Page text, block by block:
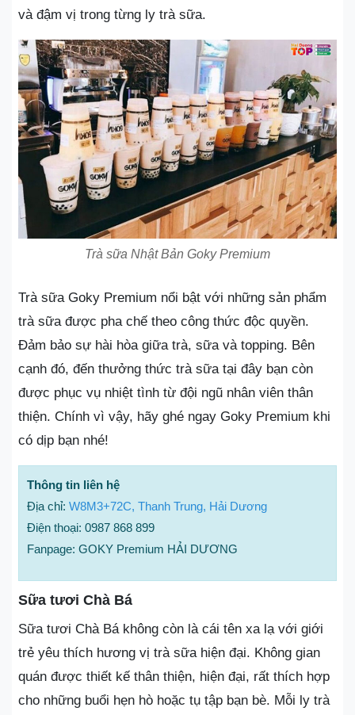
và đậm vị trong từng ly trà sữa.
Trà sữa Nhật Bản Goky Premium
Trà sữa Goky Premium nổi bật với những sản phẩm
trà sữa được pha chế theo công thức độc quyền.
Đảm bảo sự hài hòa giữa trà, sữa và topping. Bên
cạnh đó, đến thưởng thức trà sữa tại đây bạn còn
được phục vụ nhiệt tình từ đội ngũ nhân viên thân
thiện. Chính vì vậy, hãy ghé ngay Goky Premium khi
có dịp bạn nhé!
Thông tin liên hệ
Địa chỉ: W8M3+72C, Thanh Trung, Hải Dương
Điện thoại: 0987 868 899
Fanpage: GOKY Premium HẢI DƯƠNG
Sữa tươi Chà Bá
Sữa tươi Chà Bá không còn là cái tên xa lạ với giới
trẻ yêu thích hương vị trà sữa hiện đại. Không gian
quán được thiết kế thân thiện, hiện đại, rất thích hợp
cho những buổi hẹn hò hoặc tụ tập bạn bè. Mỗi ly trà